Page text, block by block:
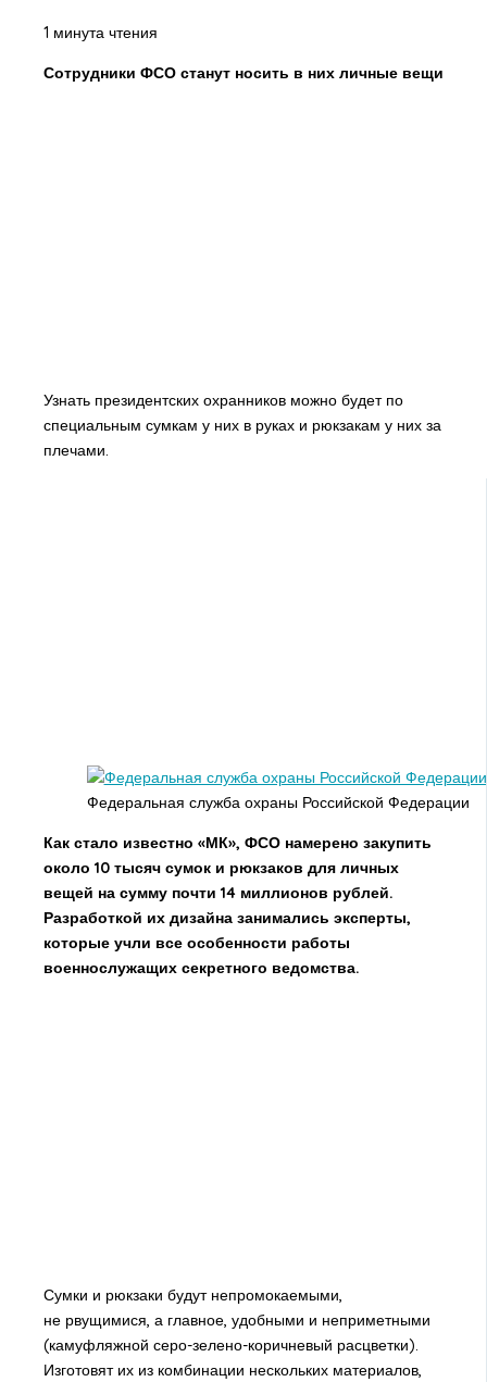
1 минута чтения
Сотрудники ФСО станут носить в них личные вещи
Узнать президентских охранников можно будет по
специальным сумкам у них в руках и рюкзакам у них за
плечами.
Федеральная служба охраны Российской Федерации
Как стало известно «МК», ФСО намерено закупить
около 10 тысяч сумок и рюкзаков для личных
вещей на сумму почти 14 миллионов рублей.
Разработкой их дизайна занимались эксперты,
которые учли все особенности работы
военнослужащих секретного ведомства.
Сумки и рюкзаки будут непромокаемыми,
не рвущимися, а главное, удобными и неприметными
(камуфляжной серо-зелено-коричневый расцветки).
Изготовят их из комбинации нескольких материалов,